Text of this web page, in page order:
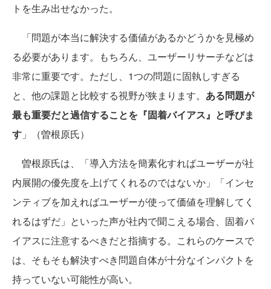
トを生み出せなかった。
「問題が本当に解決する価値があるかどうかを見極め
る必要があります。もちろん、ユーザーリサーチなどは
非常に重要です。ただし、1つの問題に固執しすぎる
と、他の課題と比較する視野が狭まります。 ある問題が
最も重要だと過信することを『固着バイアス』と呼びま
す 」（曽根原氏）
曽根原氏は、「導入方法を簡素化すればユーザーが社
内展開の優先度を上げてくれるのではないか」「インセ
ンティブを加えればユーザーが使って価値を理解してく
れるはずだ」といった声が社内で聞こえる場合、固着バ
イアスに注意するべきだと指摘する。これらのケースで
は、そもそも解決すべき問題自体が十分なインパクトを
持っていない可能性が高い。